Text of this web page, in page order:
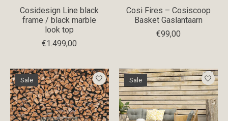
Cosidesign Line black
frame / black marble
look top
€1.499,00
Cosi Fires – Cosiscoop
Basket Gaslantaarn
€99,00
Sale Sale